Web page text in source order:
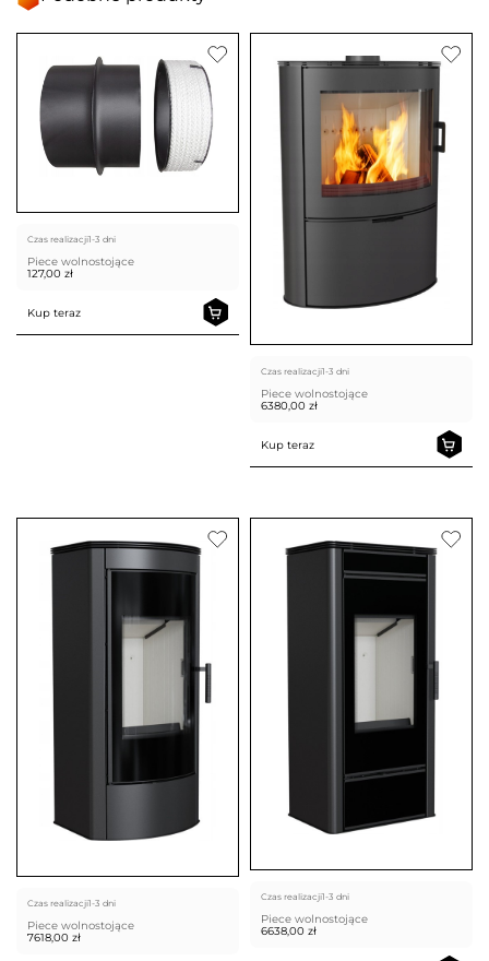
Czas realizacji1-3 dni
Piece wolnostojące
127,00 zł
Kup teraz
Czas realizacji1-3 dni
Piece wolnostojące
6380,00 zł
Kup teraz
Czas realizacji1-3 dni
Piece wolnostojące
7618,00 zł
Czas realizacji1-3 dni
Piece wolnostojące
6638,00 zł